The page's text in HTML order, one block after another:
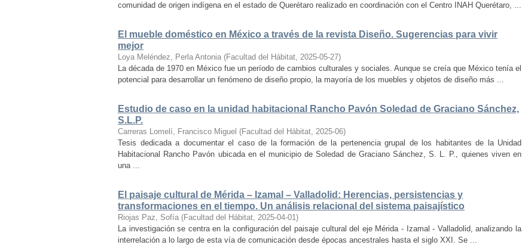
comunidad de origen indígena en el estado de Querétaro realizado en coordinación con el Centro INAH Querétaro, ...
El mueble doméstico en México a través de la revista Diseño. Sugerencias para vivir
mejor
Loya Meléndez, Perla Antonia (Facultad del Hábitat, 2025-05-27)
La década de 1970 en México fue un período de cambios culturales y sociales. Aunque se creía que México tenía el
potencial para desarrollar un fenómeno de diseño propio, la mayoría de los muebles y objetos de diseño más ...
Estudio de caso en la unidad habitacional Rancho Pavón Soledad de Graciano Sánchez,
S.L.P.
Carreras Lomelí, Francisco Miguel (Facultad del Hábitat, 2025-06)
Tesis dedicada a documentar el caso de la formación de la pertenencia grupal de los habitantes de la Unidad
Habitacional Rancho Pavón ubicada en el municipio de Soledad de Graciano Sánchez, S. L. P., quienes viven en
una ...
El paisaje cultural de Mérida – Izamal – Valladolid: Herencias, persistencias y
transformaciones en el tiempo. Un análisis relacional del sistema paisajístico
Riojas Paz, Sofía (Facultad del Hábitat, 2025-04-01)
La investigación se centra en la configuración del paisaje cultural del eje Mérida - Izamal - Valladolid, analizando la
interrelación a lo largo de esta vía de comunicación desde épocas ancestrales hasta el siglo XXI. Se ...